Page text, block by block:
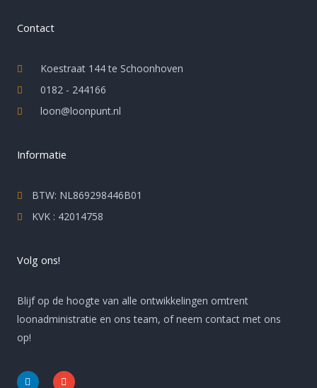
Contact
Koestraat 144 te Schoonhoven
0182 - 244166
loon@loonpunt.nl
Informatie
BTW: NL869298446B01
KVK : 42014758
Volg ons!
Blijf op de hoogte van alle ontwikkelingen omtrent
loonadministratie en ons team, of neem contact met ons
op!
L
i
E
n